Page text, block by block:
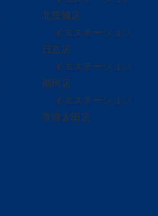
北茨城店
イエステーション
日立店
イエステーション
那珂店
イエステーション
常陸太田店